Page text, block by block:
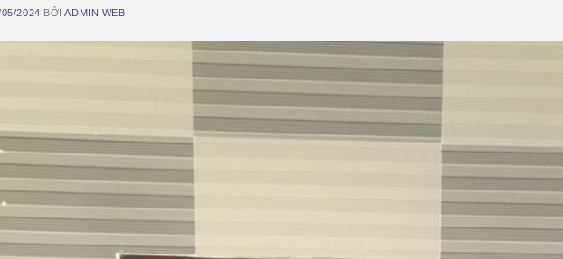
2024 BỞIADMIN WEB